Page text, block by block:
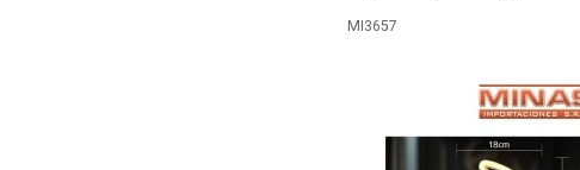
MI3657